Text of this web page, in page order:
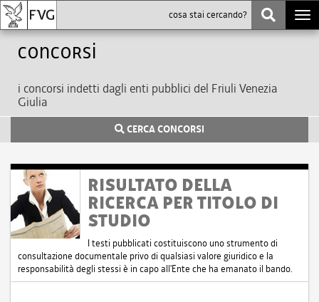
Concorsi
i concorsi indetti dagli enti pubblici del Friuli Venezia
Giulia
CERCA CONCORSI
RISULTATO DELLA
RICERCA PER TITOLO DI
STUDIO
I testi pubblicati costituiscono uno strumento di
consultazione documentale privo di qualsiasi valore giuridico e la
responsabilità degli stessi è in capo all'Ente che ha emanato il bando.